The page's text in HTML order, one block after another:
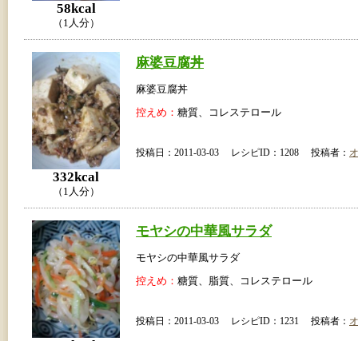
58kcal
（1人分）
332kcal
（1人分）
麻婆豆腐丼
麻婆豆腐丼
控えめ： 糖質、コレステロール
投稿日：2011-03-03 レシピID：1208 投稿者：
モヤシの中華風サラダ
モヤシの中華風サラダ
控えめ： 糖質、脂質、コレステロール
投稿日：2011-03-03 レシピID：1231 投稿者：